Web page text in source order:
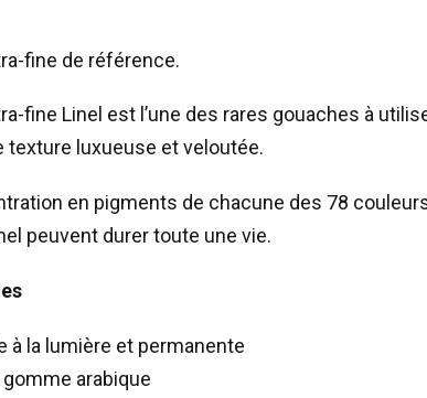
fine de référence.
fine Linel est l’une des rares gouaches à
texture luxueuse et veloutée.
en pigments de chacune des 78
peuvent durer toute une vie.
à la lumière et permanente
arabique